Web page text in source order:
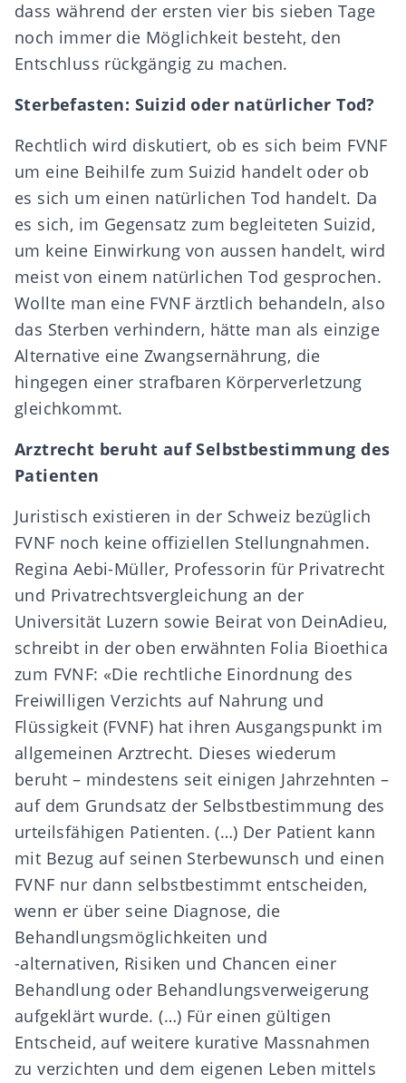
dass während der ersten vier bis sieben Tage
noch immer die Möglichkeit besteht, den
Entschluss rückgängig zu machen.
Sterbefasten: Suizid oder natürlicher Tod?
Rechtlich wird diskutiert, ob es sich beim FVNF
um eine Beihilfe zum Suizid handelt oder ob
es sich um einen natürlichen Tod handelt. Da
es sich, im Gegensatz zum begleiteten Suizid,
um keine Einwirkung von aussen handelt, wird
meist von einem natürlichen Tod gesprochen.
Wollte man eine FVNF ärztlich behandeln, also
das Sterben verhindern, hätte man als einzige
Alternative eine Zwangsernährung, die
hingegen einer strafbaren Körperverletzung
gleichkommt.
Arztrecht beruht auf Selbstbestimmung des
Patienten
Juristisch existieren in der Schweiz bezüglich
FVNF noch keine offiziellen Stellungnahmen.
Regina Aebi-Müller, Professorin für Privatrecht
und Privatrechtsvergleichung an der
Universität Luzern sowie Beirat von DeinAdieu,
schreibt in der oben erwähnten Folia Bioethica
zum FVNF: «Die rechtliche Einordnung des
Freiwilligen Verzichts auf Nahrung und
Flüssigkeit (FVNF) hat ihren Ausgangspunkt im
allgemeinen Arztrecht. Dieses wiederum
beruht – mindestens seit einigen Jahrzehnten –
auf dem Grundsatz der Selbstbestimmung des
urteilsfähigen Patienten. (…) Der Patient kann
mit Bezug auf seinen Sterbewunsch und einen
FVNF nur dann selbstbestimmt entscheiden,
wenn er über seine Diagnose, die
Behandlungsmöglichkeiten und
-alternativen, Risiken und Chancen einer
Behandlung oder Behandlungsverweigerung
aufgeklärt wurde. (…) Für einen gültigen
Entscheid, auf weitere kurative Massnahmen
zu verzichten und dem eigenen Leben mittels